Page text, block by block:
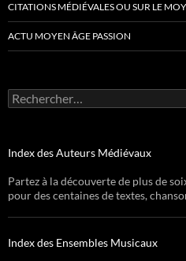
CITATIONS MÉDIÉVALES OU SUR LE
ACTU MOYEN ÂGE PASSION
Rechercher :
Index des Auteurs Médiévaux
Partez à la découverte de plus de
pour des centaines de textes,
Index des Ensembles Musicaux